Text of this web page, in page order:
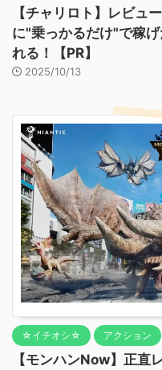
【チャリロト】レビュ
に"乗っかるだけ"で稼
れる！【PR】
2025/10/13
☆イチオシ☆ アクション
【モンハンNow】正直